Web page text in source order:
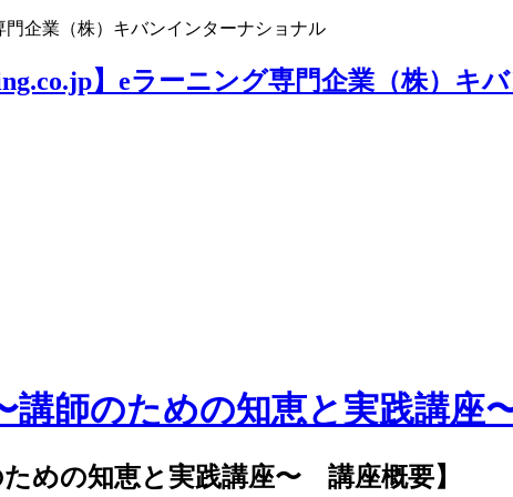
門企業（株）キバンインターナショナル
講師のための知恵と実践講座
めの知恵と実践講座〜 講座概要】